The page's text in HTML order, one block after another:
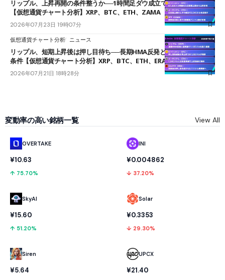
リップル、上昇再開の条件整うか──1時間足ダウ成立で1.185ドルを狙う
【仮想通貨チャート分析】XRP、BTC、ETH、ZAMA
2026年07月23日 19時07分
仮想通貨チャート分析 ニュース
リップル、短期上昇後は押し目待ち──長期HMA反発と雲上抜けが買い
条件【仮想通貨チャート分析】XRP、BTC、ETH、ERA
2026年07月21日 18時28分
変動率の高い銘柄一覧 View All
OVERTAKE
¥10.63
↑ 75.70%
SkyAI
¥15.60
↑ 51.20%
Siren
¥5.64
INI
¥0.004862
↓ 37.20%
Solar
¥0.3353
↓ 29.30%
UPCX
¥21.40